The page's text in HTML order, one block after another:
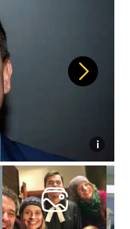
Další